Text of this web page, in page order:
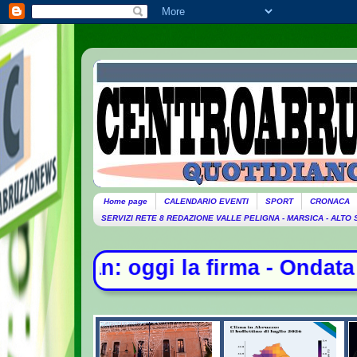
Home page CALENDARIO EVENTI SPORT CRONACA
SERVIZI RETE 8 REDAZIONE VALLE PELIGNA - MARSICA - ALTO
firma - Ondata di caldo